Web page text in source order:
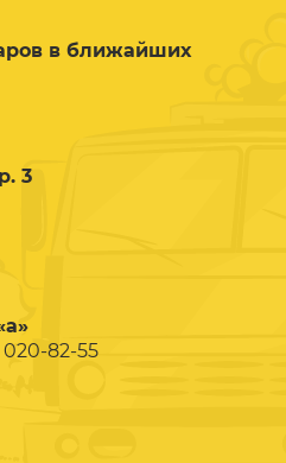
в ближайших
3
020-82-55